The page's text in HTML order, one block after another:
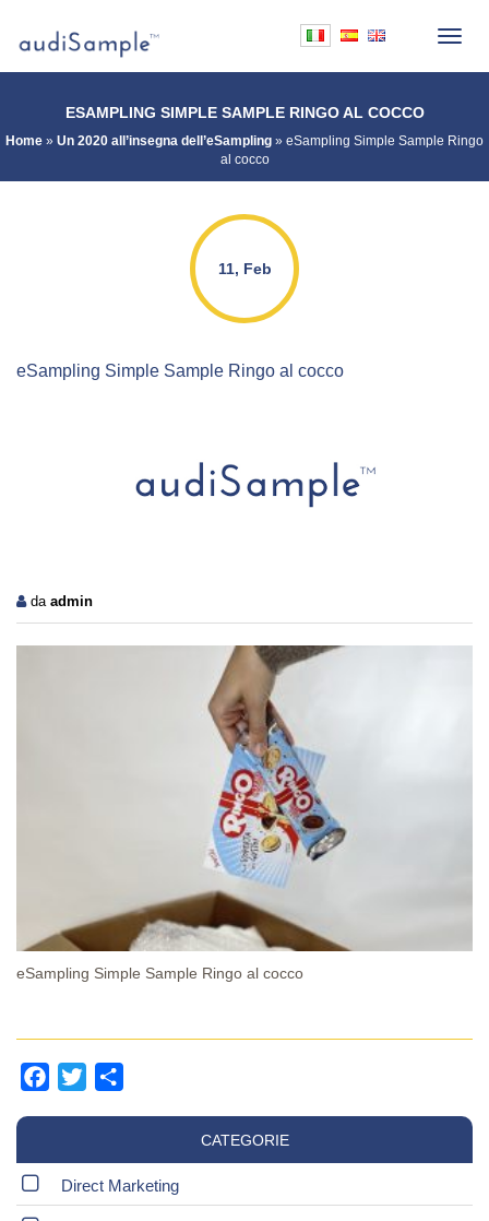
ESAMPLING SIMPLE SAMPLE RINGO AL COCCO
Home » Un 2020 all’insegna dell’eSampling » eSampling Simple Sample Ringo
al cocco
11, Feb
eSampling Simple Sample Ringo al cocco
da admin
eSampling Simple Sample Ringo al cocco
Facebook
Twitter
CATEGORIE
Direct Marketing